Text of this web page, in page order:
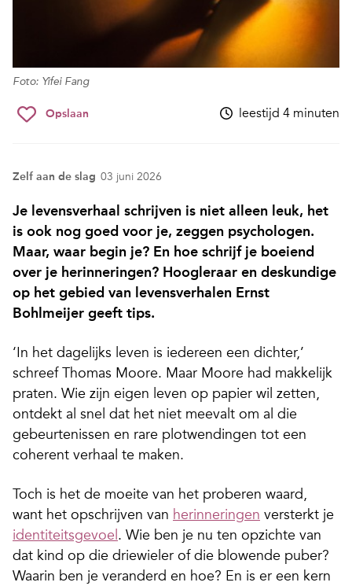
Foto: Yifei Fang
Opslaan leestijd 4 minuten
Zelf aan de slag 03 juni 2026
Je levensverhaal schrijven is niet alleen leuk, het
is ook nog goed voor je, zeggen psychologen.
Maar, waar begin je? En hoe schrijf je boeiend
over je herinneringen? Hoogleraar en deskundige
op het gebied van levensverhalen Ernst
Bohlmeijer geeft tips.
‘In het dagelijks leven is iedereen een dichter,’
schreef Thomas Moore. Maar Moore had makkelijk
praten. Wie zijn eigen leven op papier wil zetten,
ontdekt al snel dat het niet meevalt om al die
gebeurtenissen en rare plotwendingen tot een
coherent verhaal te maken.
Toch is het de moeite van het proberen waard,
want het opschrijven van herinneringen versterkt je
identiteitsgevoel . Wie ben je nu ten opzichte van
dat kind op die driewieler of die blowende puber?
Waarin ben je veranderd en hoe? En is er een kern